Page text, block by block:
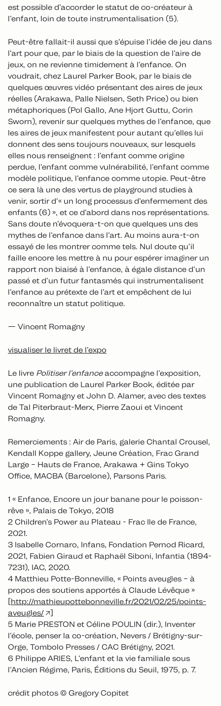
est possible d’accorder le statut de co-créateur à
l’enfant, loin de toute instrumentalisation (5).
Peut-être fallait-il aussi que s’épuise l’idée de jeu dans
l’art pour que, par le biais de la question de l’aire de
jeux, on ne revienne timidement à l’enfance. On
voudrait, chez Laurel Parker Book, par le biais de
quelques œuvres vidéo présentant des aires de jeux
réelles (Arakawa, Palle Nielsen, Seth Price) ou bien
métaphoriques (Pol Gallo, Ane Hjort Guttu, Corin
Sworn), revenir sur quelques mythes de l’enfance, que
les aires de jeux manifestent pour autant qu’elles lui
donnent des sens toujours nouveaux, sur lesquels
elles nous renseignent : l’enfant comme origine
perdue, l’enfant comme vulnérabilité, l’enfant comme
modèle politique, l’enfance comme utopie. Peut-être
ce sera là une des vertus de playground studies à
venir, sortir d’« un long processus d’enfermement des
enfants (6) », et ce d’abord dans nos représentations.
Sans doute n’évoquera-t-on que quelques uns des
mythes de l’enfance dans l’art. Au moins aura-t-on
essayé de les montrer comme tels. Nul doute qu’il
faille encore les mettre à nu pour espérer imaginer un
rapport non biaisé à l’enfance, à égale distance d’un
passé et d’un futur fantasmés qui instrumentalisent
l’enfance au prétexte de l’art et empêchent de lui
reconnaître un statut politique.
— Vincent Romagny
visualiser le livret de l’expo
Le livre Politiser l’enfanceaccompagne l’exposition,
une publication de Laurel Parker Book, éditée par
Vincent Romagny et John D. Alamer, avec des textes
de Tal Piterbraut-Merx, Pierre Zaoui et Vincent
Romagny.
Remerciements : Air de Paris, galerie Chantal Crousel,
Kendall Koppe gallery, Jeune Création, Frac Grand
Large – Hauts de France, Arakawa + Gins Tokyo
Office, MACBA (Barcelone), Parsons Paris.
1 « Enfance, Encore un jour banane pour le poisson-
rêve », Palais de Tokyo, 2018
2 Children’s Power au Plateau - Frac Ile de France,
2021.
3 Isabelle Cornaro, Infans, Fondation Pernod Ricard,
2021, Fabien Giraud et Raphaël Siboni, Infantia (1894-
7231), IAC, 2020.
4 Matthieu Potte-Bonneville, « Points aveugles – à
propos des soutiens apportés à Claude Lévêque »
[http://mathieupottebonneville.fr/2021/02/25/points-
aveugles/
]
5 Marie PRESTON et Céline POULIN (dir.), Inventer
l’école, penser la co-création, Nevers / Brétigny-sur-
Orge, Tombolo Presses / CAC Brétigny, 2021.
6 Philippe ARIES, L’enfant et la vie familiale sous
l’Ancien Régime, Paris, Éditions du Seuil, 1975, p. 7.
crédit photos © Gregory Copitet